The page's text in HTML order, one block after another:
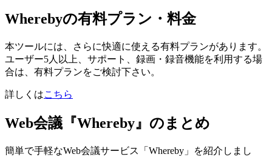
Wherebyの有料プラン・料金
本ツールには、さらに快適に使える有料プランがあります。
ユーザー5人以上、サポート、録画・録音機能を利用する場
合は、有料プランをご検討下さい。
詳しくはこちら
Web会議『Whereby』のまとめ
簡単で手軽なWeb会議サービス「Whereby」を紹介しまし